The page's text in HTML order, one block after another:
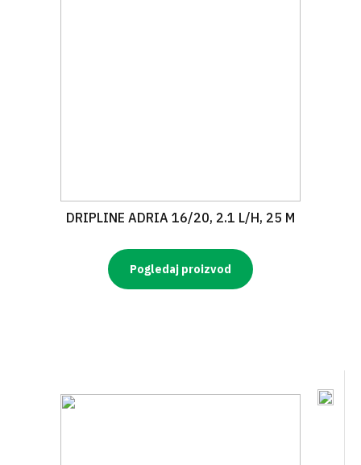
DRIPLINE ADRIA 16/20, 2.1 L/H, 25 M
Pogledaj proizvod